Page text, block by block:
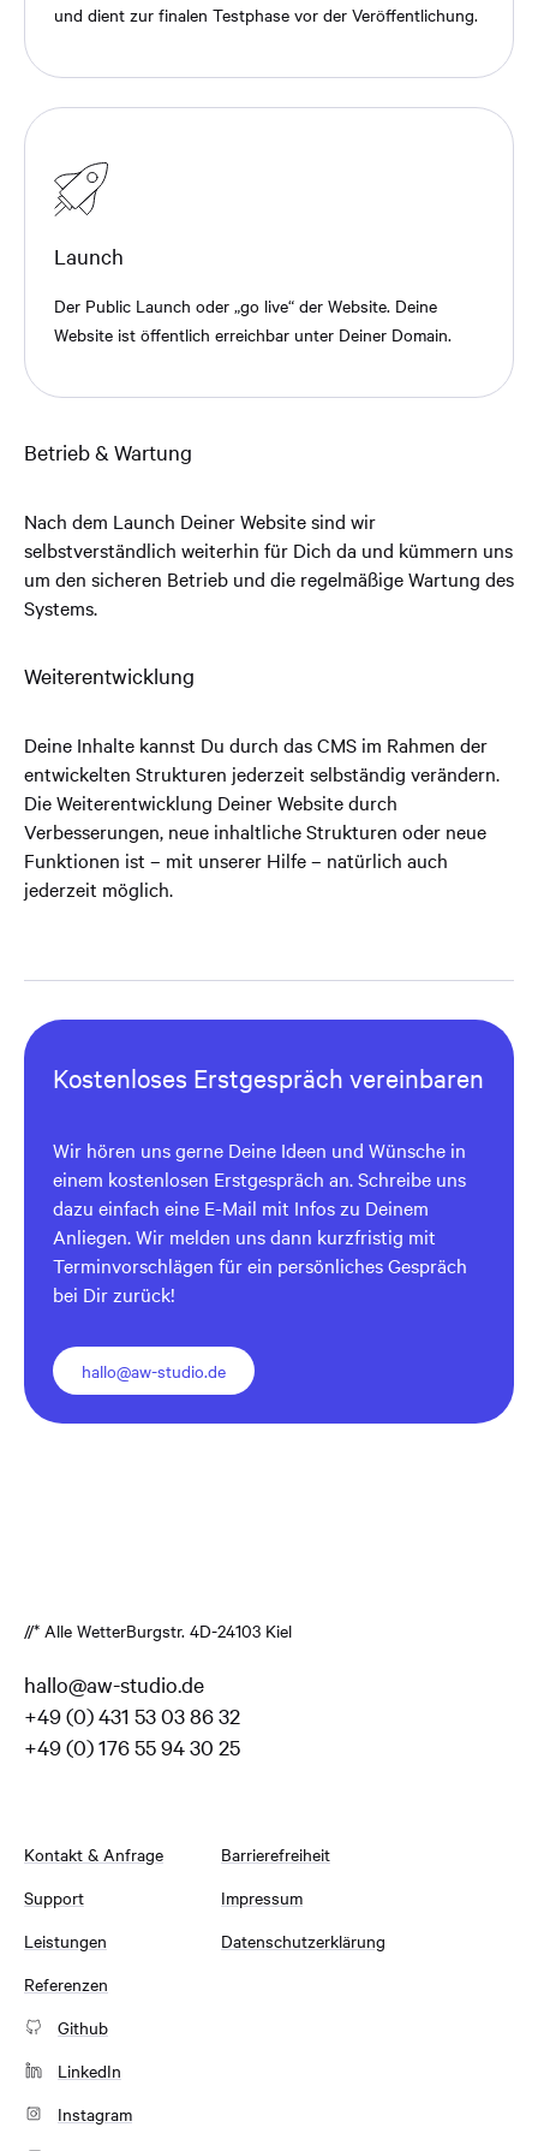
und dient zur finalen Testphase vor der Veröffentlichung.
Launch
Der Public Launch oder „go live“ der Website. Deine
Website ist öffentlich erreichbar unter Deiner Domain.
Betrieb & Wartung
Nach dem Launch Deiner Website sind wir
selbstverständlich weiterhin für Dich da und kümmern uns
um den sicheren Betrieb und die regelmäßige Wartung des
Systems.
Weiterentwicklung
Deine Inhalte kannst Du durch das CMS im Rahmen der
entwickelten Strukturen jederzeit selbständig verändern.
Die Weiterentwicklung Deiner Website durch
Verbesserungen, neue inhaltliche Strukturen oder neue
Funktionen ist – mit unserer Hilfe – natürlich auch
jederzeit möglich.
Kostenloses Erstgespräch vereinbaren
Wir hören uns gerne Deine Ideen und Wünsche in
einem kostenlosen Erstgespräch an. Schreibe uns
dazu einfach eine E-Mail mit Infos zu Deinem
Anliegen. Wir melden uns dann kurzfristig mit
Terminvorschlägen für ein persönliches Gespräch
bei Dir zurück!
hallo@aw-studio.de
//* Alle WetterBurgstr. 4D-24103 Kiel
hallo@aw-studio.de
+49 (0) 431 53 03 86 32
+49 (0) 176 55 94 30 25
Kontakt & Anfrage
Support
Leistungen
Referenzen
Barrierefreiheit
Impressum
Datenschutzerklärung
Github
LinkedIn
Instagram